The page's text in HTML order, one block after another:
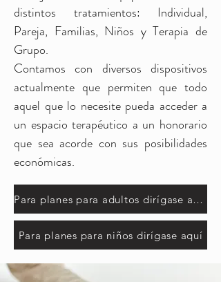
distintos tratamientos: Individual,
Pareja, Familias, Niños y Terapia de
Grupo.
Contamos con diversos dispositivos
actualmente que permiten que todo
aquel que lo necesite pueda acceder a
un espacio terapéutico a un honorario
que sea acorde con sus posibilidades
económicas.
Para planes para adultos dirígase aquí
Para planes para niños dirígase aquí